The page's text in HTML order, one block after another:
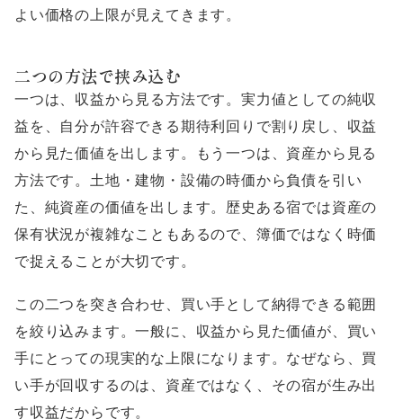
よい価格の上限が見えてきます。
二つの方法で挟み込む
一つは、収益から見る方法です。実力値としての純収
益を、自分が許容できる期待利回りで割り戻し、収益
から見た価値を出します。もう一つは、資産から見る
方法です。土地・建物・設備の時価から負債を引い
た、純資産の価値を出します。歴史ある宿では資産の
保有状況が複雑なこともあるので、簿価ではなく時価
で捉えることが大切です。
この二つを突き合わせ、買い手として納得できる範囲
を絞り込みます。一般に、収益から見た価値が、買い
手にとっての現実的な上限になります。なぜなら、買
い手が回収するのは、資産ではなく、その宿が生み出
す収益だからです。